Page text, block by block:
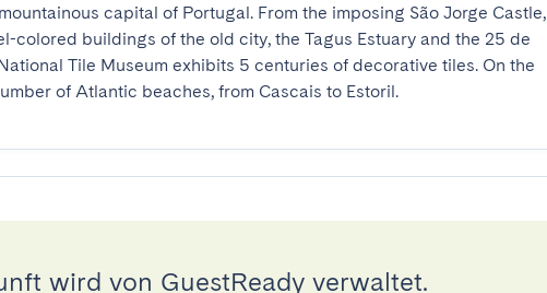
capital of Portugal. From the imposing São Jorge Castle,
colored buildings of the old city, the Tagus Estuary and the 25 de
Tile Museum exhibits 5 centuries of decorative tiles. On the
of Atlantic beaches, from Cascais to Estoril.
wird von GuestReady verwaltet.